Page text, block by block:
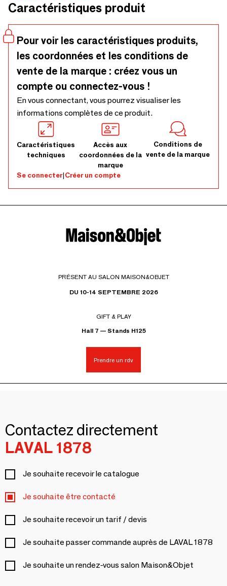
Caractéristiques produit
Pour voir les caractéristiques produits,
les coordonnées et les conditions de
vente de la marque : créez vous un
compte ou connectez-vous !
En vous connectant, vous pourrez visualiser les
informations complètes de ce produit.
Caractéristiques
techniques
Accès aux
coordonnées de la
marque
Conditions de
vente de la marque
Se connecter|Créer un compte
PRÉSENT AU SALON MAISON&OBJET
DU 10-14 SEPTEMBRE 2026
GIFT & PLAY
Hall 7 — Stands H125
Prendre un rdv
Contactez directement
LAVAL 1878
Je souhaite recevoir le catalogue
Je souhaite être contacté
Je souhaite recevoir un tarif / devis
Je souhaite passer commande auprès de LAVAL 1878
Je souhaite un rendez-vous salon Maison&Objet